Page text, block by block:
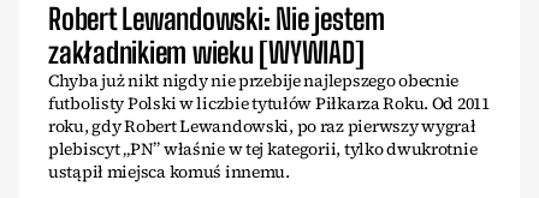
Robert Lewandowski: Nie jestem
zakładnikiem wieku [WYWIAD]
Chyba już nikt nigdy nie przebije najlepszego obecnie
futbolisty Polski w liczbie tytułów Piłkarza Roku. Od 2011
roku, gdy Robert Lewandowski, po raz pierwszy wygrał
plebiscyt „PN” właśnie w tej kategorii, tylko dwukrotnie
ustąpił miejsca komuś innemu.